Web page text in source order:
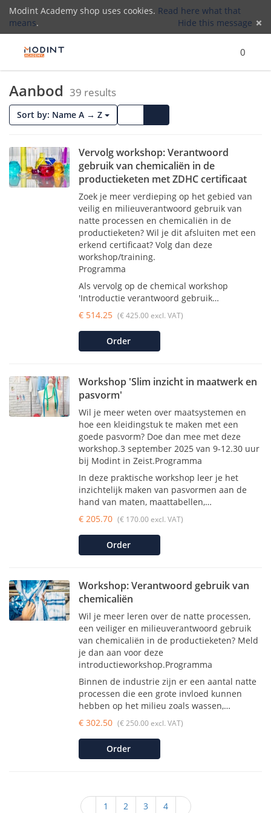
Modint Academy shop uses cookies. Read here what that
means. Hide this message
Menu SearchCart
0
Aanbod 39 results
Sort by: Name A → Z
Vervolg workshop: Verantwoord
gebruik van chemicaliën in de
productieketen met ZDHC certificaat
Zoek je meer verdieping op het gebied van
veilig en milieuverantwoord gebruik van
natte processen en chemicaliën in de
productieketen? Wil je dit afsluiten met een
erkend certificaat? Volg dan deze
workshop/training.
Programma
Als vervolg op de chemical workshop
'Introductie verantwoord gebruik…
€ 514.25 (€ 425.00 excl. VAT)
Order
Workshop 'Slim inzicht in maatwerk en
pasvorm'
Wil je meer weten over maatsystemen en
hoe een kleidingstuk te maken met een
goede pasvorm? Doe dan mee met deze
workshop.3 september 2025 van 9-12.30 uur
bij Modint in Zeist.Programma
In deze praktische workshop leer je het
inzichtelijk maken van pasvormen aan de
hand van maten, maattabellen,…
€ 205.70 (€ 170.00 excl. VAT)
Order
Workshop: Verantwoord gebruik van
chemicaliën
Wil je meer leren over de natte processen,
een veiliger en milieuverantwoord gebruik
van chemicaliën in de productieketen? Meld
je dan aan voor deze
introductieworkshop.Programma
Binnen de industrie zijn er een aantal natte
processen die een grote invloed kunnen
hebben op het milieu zoals wassen,…
€ 302.50 (€ 250.00 excl. VAT)
Order
1 2 3 4